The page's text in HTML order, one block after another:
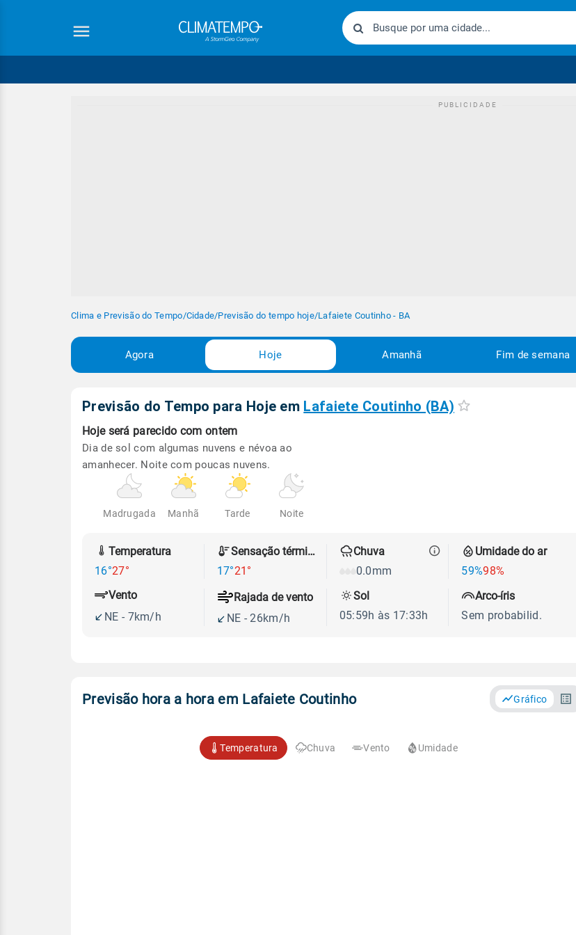
Clima e Previsão do Tempo/Cidade/Previsão do tempo hoje/Lafaiete Coutinho - BA
Agora Hoje Amanhã Fim de semana
Previsão do Tempo para Hoje em Lafaiete Coutinho (BA)
Hoje será parecido com ontem
Dia de sol com algumas nuvens e névoa ao
amanhecer. Noite com poucas nuvens.
Madrugada Manhã Tarde Noite
Temperatura
16°27°
Sensação térmica
17°21°
Chuva
0.0mm
Umidade do ar
59%98%
Vento
NE - 7km/h
Rajada de vento
NE - 26km/h
Sol
05:59h às 17:33h
Arco-íris
Sem probabilid.
Previsão hora a hora em Lafaiete Coutinho Gráfico
Temperatura Chuva Vento Umidade